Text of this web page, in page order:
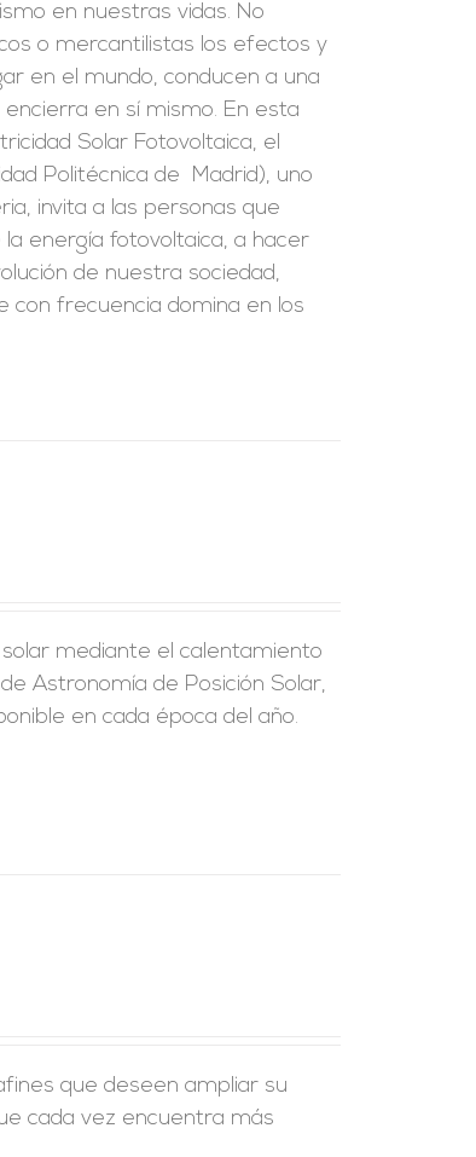
en nuestras vidas. No
o mercantilistas los efectos y
en el mundo, conducen a una
en sí mismo. En esta
Solar Fotovoltaica, el
Politécnica de Madrid), uno
invita a las personas que
energía fotovoltaica, a hacer
de nuestra sociedad,
con frecuencia domina en los
mediante el calentamiento
Astronomía de Posición Solar,
en cada época del año.
que deseen ampliar su
cada vez encuentra más